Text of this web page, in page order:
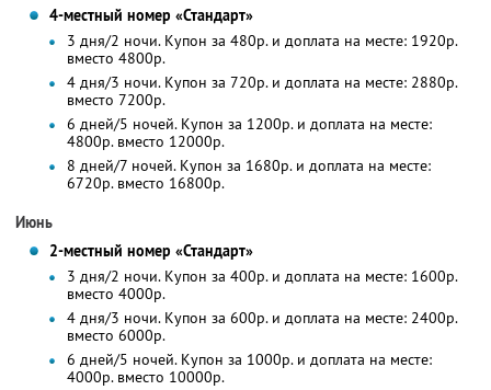
4-местный номер «Стандарт»
3 дня/2 ночи. Купон за 480р. и доплата на месте: 1920р.
вместо 4800р.
4 дня/3 ночи. Купон за 720р. и доплата на месте: 2880р.
вместо 7200р.
6 дней/5 ночей. Купон за 1200р. и доплата на месте:
4800р. вместо 12000р.
8 дней/7 ночей. Купон за 1680р. и доплата на месте:
6720р. вместо 16800р.
Июнь
2-местный номер «Стандарт»
3 дня/2 ночи. Купон за 400р. и доплата на месте: 1600р.
вместо 4000р.
4 дня/3 ночи. Купон за 600р. и доплата на месте: 2400р.
вместо 6000р.
6 дней/5 ночей. Купон за 1000р. и доплата на месте:
4000р. вместо 10000р.